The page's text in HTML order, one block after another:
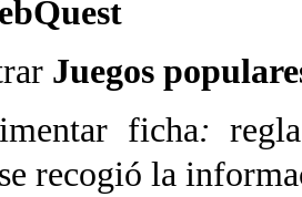
Juegos
ficha:
recogió la